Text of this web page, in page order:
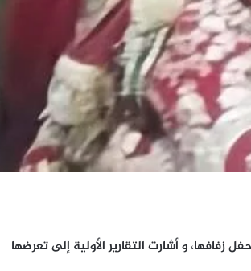
و أشارت التقارير الأولية إلى تعرضها